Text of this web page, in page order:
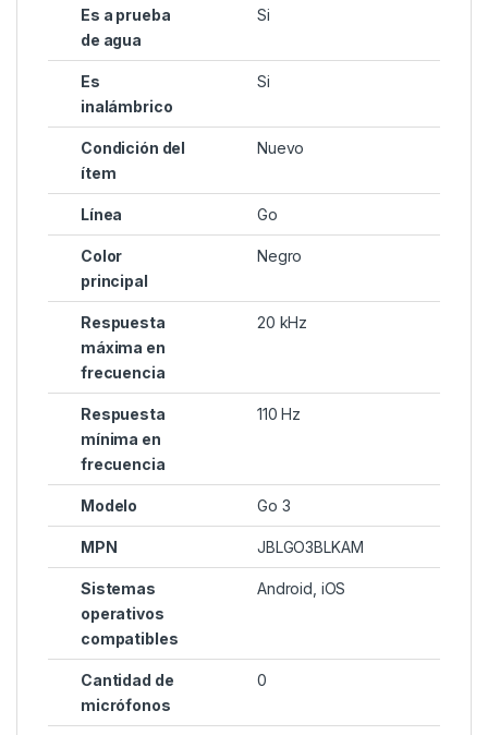
Es a prueba
de agua
Si
Es
inalámbrico
Si
Condición del
ítem
Nuevo
Línea Go
Color
principal
Negro
Respuesta
máxima en
frecuencia
20 kHz
Respuesta
mínima en
frecuencia
110 Hz
Modelo Go 3
MPN JBLGO3BLKAM
Sistemas
operativos
compatibles
Android, iOS
Cantidad de
micrófonos
0